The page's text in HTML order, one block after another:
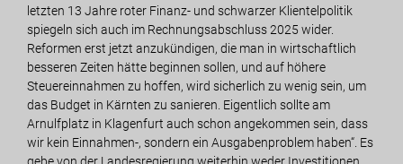
letzten 13 Jahre roter Finanz- und schwarzer Klientelpolitik
spiegeln sich auch im Rechnungsabschluss 2025 wider.
Reformen erst jetzt anzukündigen, die man in wirtschaftlich
besseren Zeiten hätte beginnen sollen, und auf höhere
Steuereinnahmen zu hoffen, wird sicherlich zu wenig sein, um
das Budget in Kärnten zu sanieren. Eigentlich sollte am
Arnulfplatz in Klagenfurt auch schon angekommen sein, dass
wir kein Einnahmen-, sondern ein Ausgabenproblem haben“. Es
gebe von der Landesregierung weiterhin weder Investitionen,